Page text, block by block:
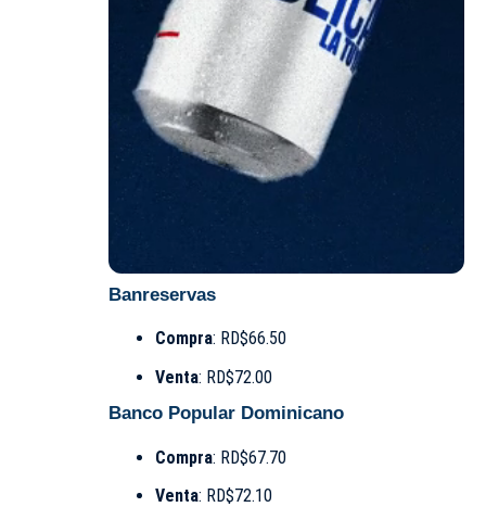
Banreservas
Compra: RD$66.50
Venta: RD$72.00
Banco Popular Dominicano
Compra: RD$67.70
Venta: RD$72.10